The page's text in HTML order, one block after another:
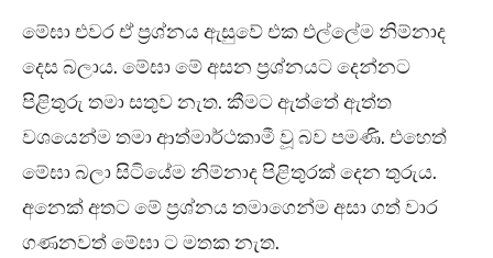
මේඝා එවර ඒ ප්‍රශ්නය ඇසුවේ එක එල්ලේම නිම්නාද
දෙස බලාය. මේඝා මේ අසන ප්‍රශ්නයට දෙන්නට
පිළිතුරු තමා සතුව නැත. කීමට ඇත්තේ ඇත්ත
වශයෙන්ම තමා ආත්මාර්ථකාමී වූ බව පමණි. එහෙත්
මේඝා බලා සිටියේම නිම්නාද පිළිතුරක් දෙන තුරුය.
අනෙක් අතට මේ ප්‍රශ්නය තමාගෙන්ම අසා ගත් වාර
ගණනවත් මේඝා ට මතක නැත.